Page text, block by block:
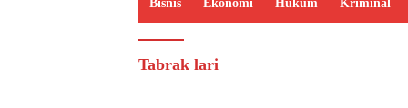
e
Bisnis Ekonomi Hukum Kriminal
Tabrak lari